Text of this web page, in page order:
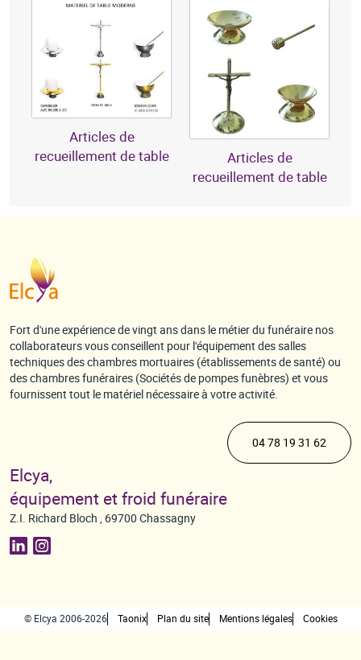
Articles de
recueillement de table
Articles de
recueillement de table
Fort d'une expérience de vingt ans dans le métier du funéraire nos
collaborateurs vous conseillent pour l'équipement des salles
techniques des chambres mortuaires (établissements de santé) ou
des chambres funéraires (Sociétés de pompes funèbres) et vous
fournissent tout le matériel nécessaire à votre activité.
04 78 19 31 62
Elcya,
équipement et froid funéraire
Z.I. Richard Bloch , 69700 Chassagny
© Elcya 2006-2026 Taonix Plan du site Mentions légales Cookies